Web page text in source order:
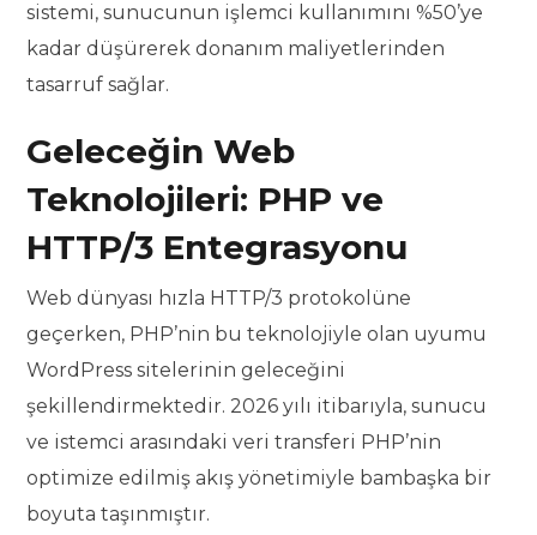
sistemi, sunucunun işlemci kullanımını %50’ye
kadar düşürerek donanım maliyetlerinden
tasarruf sağlar.
Geleceğin Web
Teknolojileri: PHP ve
HTTP/3 Entegrasyonu
Web dünyası hızla HTTP/3 protokolüne
geçerken, PHP’nin bu teknolojiyle olan uyumu
WordPress sitelerinin geleceğini
şekillendirmektedir. 2026 yılı itibarıyla, sunucu
ve istemci arasındaki veri transferi PHP’nin
optimize edilmiş akış yönetimiyle bambaşka bir
boyuta taşınmıştır.